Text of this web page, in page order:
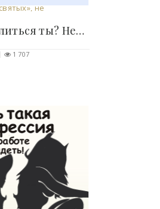
А кому будешь молиться ты? Несколько необычных..
1 707